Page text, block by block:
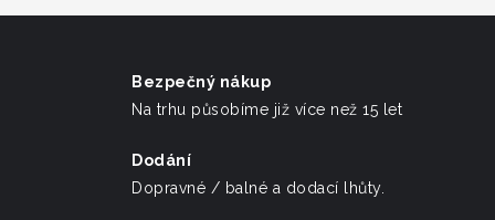
Bezpečný nákup
Na trhu působíme již více než 15 let
Dodání
Dopravné / balné a dodací lhůty.